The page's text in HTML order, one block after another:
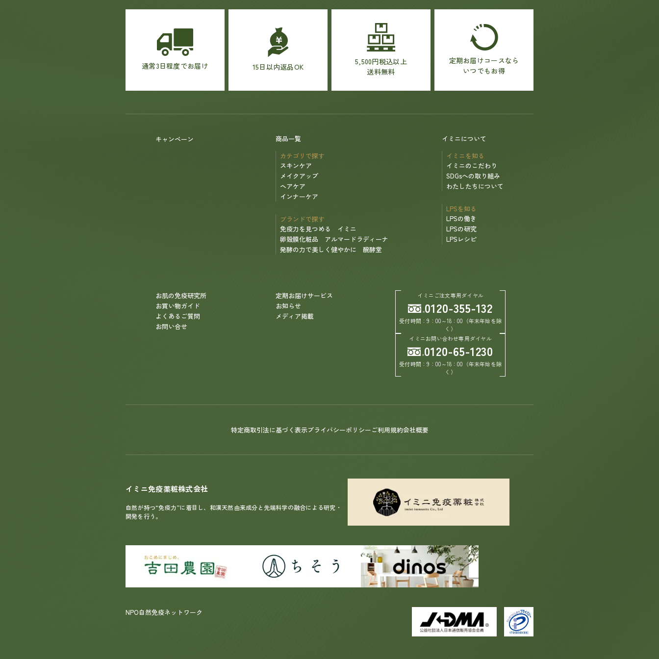
通常3日程度でお届け 15日以内返品OK
5,500円税込以上
送料無料
定期お届けコースなら
いつでもお得
キャンペーン
商品一覧
カテゴリで探す
スキンケア
メイクアップ
ヘアケア
インナーケア
ブランドで探す
免疫力を見つめる イミニ
卵殻膜化粧品 アルマードラディーナ
発酵の力で美しく健やかに 醗酵堂
イミニについて
イミニを知る
イミニのこだわり
SDGsへの取り組み
わたしたちについて
LPSを知る
LPSの働き
LPSの研究
LPSレシピ
お肌の免疫研究所
定期お届けサービス
お買い物ガイド
お知らせ
よくあるご質問
メディア掲載
お問い合せ
イミニご注文専用ダイヤル
0120-355-132
受付時間：9：00～18：00（年末年始を除
く）
イミニお問い合わせ専用ダイヤル
0120-65-1230
受付時間：9：00～18：00（年末年始を除
く）
特定商取引法に基づく表示プライバシーポリシーご利用規約会社概要
イミニ免疫薬粧株式会社
自然が持つ“免疫力”に着目し、和漢天然由来成分と先端科学の融合による研究・
開発を行う。
NPO自然免疫ネットワーク